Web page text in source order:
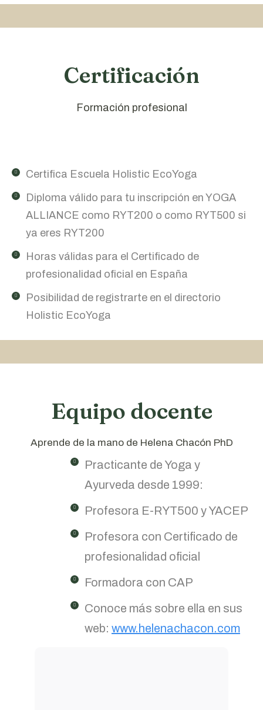
Certificación
Formación profesional
Certifica Escuela Holistic EcoYoga
Diploma válido para tu inscripción en YOGA
ALLIANCE como RYT200 o como RYT500 si
ya eres RYT200
Horas válidas para el Certificado de
profesionalidad oficial en España
Posibilidad de registrarte en el directorio
Holistic EcoYoga
Equipo docente
Aprende de la mano de Helena Chacón PhD
Practicante de Yoga y
Ayurveda desde 1999:
Profesora E-RYT500 y YACEP
Profesora con Certificado de
profesionalidad oficial
Formadora con CAP
Conoce más sobre ella en sus
web: www.helenachacon.com